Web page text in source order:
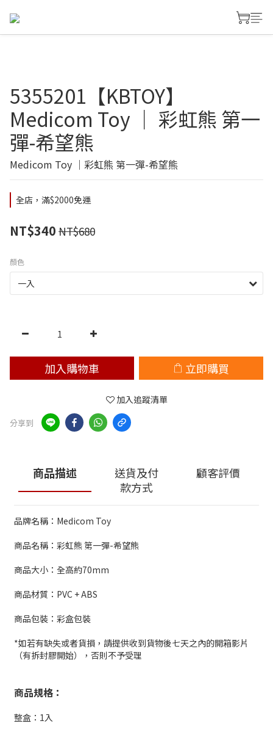
5355201【KBTOY】
Medicom Toy ｜ 彩虹熊 第一
彈-希望熊
Medicom Toy ｜彩虹熊 第一彈-希望熊
全店，滿$2000免運
NT$340 NT$680
顏色
加入購物車 立即購買
加入追蹤清單
分享到
商品描述
送貨及付
款方式
顧客評價
品牌名稱：Medicom Toy
商品名稱：彩虹熊 第一彈-希望熊
商品大小：全高約70mm
商品材質：PVC + ABS
商品包裝：彩盒包裝
*如若有缺失或者貨損，請提供收到貨物後七天之內的開箱影片
（有拆封膠開始），否則不予受理
商品規格：
整盒：1入